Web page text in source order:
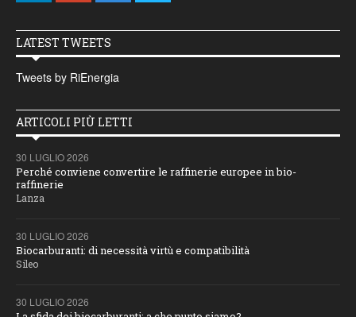
LATEST TWEETS
Tweets by RiEnergia
ARTICOLI PIÙ LETTI
30 LUGLIO 2026
Perché conviene convertire le raffinerie europee in bio-
raffinerie
Lanza
30 LUGLIO 2026
Biocarburanti: di necessità virtù e compatibilità
Sileo
30 LUGLIO 2026